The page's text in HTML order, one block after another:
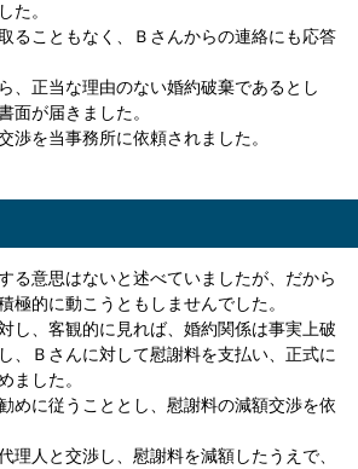
た。
ることもなく、Ｂさんからの連絡にも応答
、正当な理由のない婚約破棄であるとし
面が届きました。
渉を当事務所に依頼されました。
る意思はないと述べていましたが、だから
極的に動こうともしませんでした。
し、客観的に見れば、婚約関係は事実上破
、Ｂさんに対して慰謝料を支払い、正式に
ました。
めに従うこととし、慰謝料の減額交渉を依
理人と交渉し、慰謝料を減額したうえで、